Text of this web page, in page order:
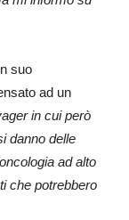
suo
ad un
in cui però
danno delle
ad alto
che potrebbero